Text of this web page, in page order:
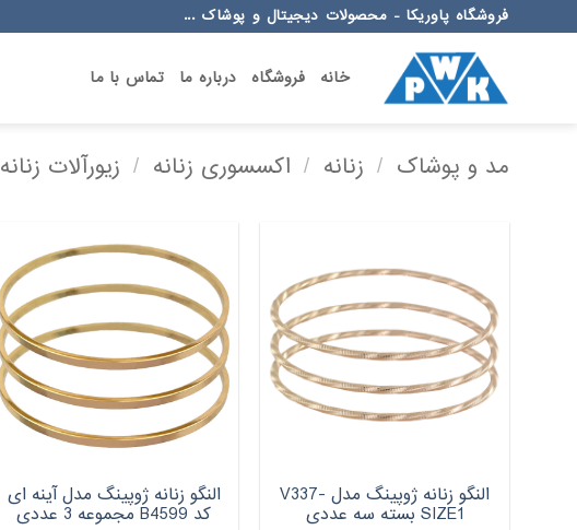
to
فروشگاه پاوریکا - محصولات دیجیتال و پوشاک ...
خانه فروشگاه درباره ما تماس با ما
مد و پوشاک / زنانه / اکسسوری زنانه / زیورآلات زنانه
النگو زنانه ژوپینگ مدل V337-
SIZE1 بسته سه عددی
النگو زنانه ژوپینگ مدل آینه ای
کد B4599 مجموعه 3 عددی